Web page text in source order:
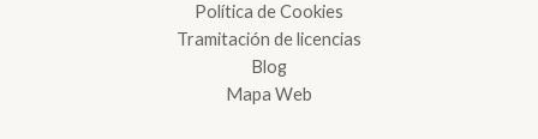
Política de Cookies
Tramitación de licencias
Blog
Mapa Web